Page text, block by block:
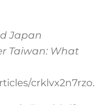
Japan
Taiwan: What
crklvx2n7rzo.